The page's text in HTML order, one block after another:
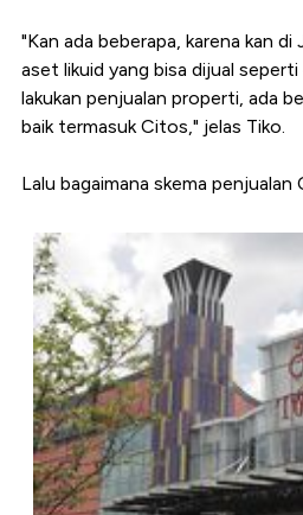
"Kan ada beberapa, karena kan di
aset likuid yang bisa dijual
lakukan penjualan properti, ada
baik termasuk Citos," jelas Tiko.
Lalu bagaimana skema penjualan